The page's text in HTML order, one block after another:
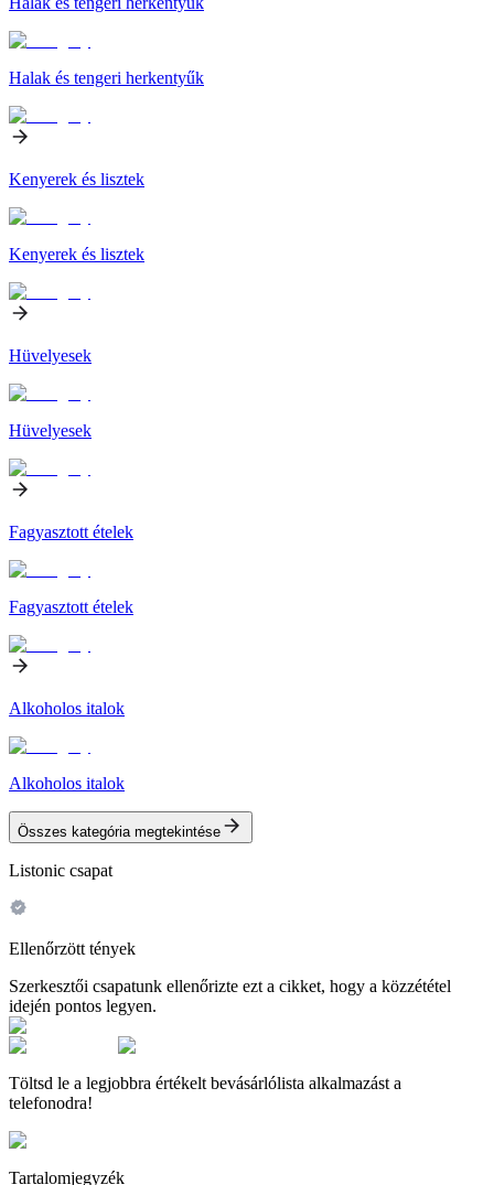
Halak és tengeri herkentyűk
Kenyerek és lisztek
Kenyerek és lisztek
Hüvelyesek
Hüvelyesek
Fagyasztott ételek
Fagyasztott ételek
Alkoholos italok
Alkoholos italok
Összes kategória megtekintése
Listonic csapat
Ellenőrzött tények
Szerkesztői csapatunk ellenőrizte ezt a cikket, hogy a közzététel
idején pontos legyen.
Töltsd le a legjobbra értékelt bevásárlólista alkalmazást a
telefonodra!
Tartalomjegyzék